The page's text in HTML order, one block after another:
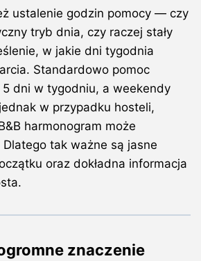
ustalenie godzin pomocy — czy
tryb dnia, czy raczej stały
w jakie dni tygodnia
Standardowo pomoc
dni w tygodniu, a weekendy
w przypadku hosteli,
harmonogram może
tak ważne są jasne
oraz dokładna informacja
znaczenie